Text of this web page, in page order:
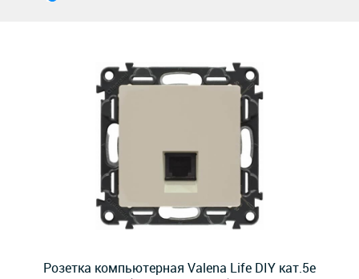
Розетка компьютерная Valena Life DIY кат.5e